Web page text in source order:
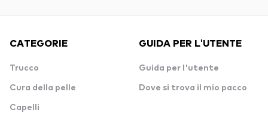
CATEGORIE
Trucco
Cura della pelle
Capelli
GUIDA PER L'UTENTE
Guida per l'utente
Dove si trova il mio pacco